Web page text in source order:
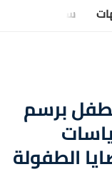
سياسة
برسم
السياسات
الطفولة